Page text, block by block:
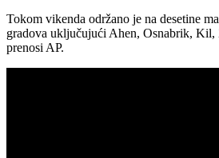
Tokom vikenda održano je na desetine
gradova uključujući Ahen, Osnabrik, Kil,
prenosi AP.